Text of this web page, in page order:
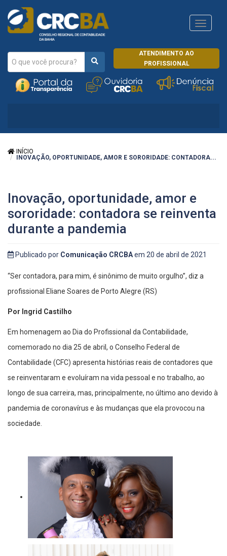
ATENDIMENTO AO
PROFISSIONAL
CRCRJ
INÍCIO
INOVAÇÃO, OPORTUNIDADE, AMOR E SORORIDADE: CONTADORA...
Inovação, oportunidade, amor e
sororidade: contadora se reinventa
durante a pandemia
Publicado por Comunicação CRCBAem 20 de abril de 2021
“Ser contadora, para mim, é sinônimo de muito orgulho”, diz a
profissional Eliane Soares de Porto Alegre (RS)
Por Ingrid Castilho
Em homenagem ao Dia do Profissional da Contabilidade,
comemorado no dia 25 de abril, o Conselho Federal de
Contabilidade (CFC) apresenta histórias reais de contadores que
se reinventaram e evoluíram na vida pessoal e no trabalho, ao
longo de sua carreira, mas, principalmente, no último ano devido à
pandemia de coronavírus e às mudanças que ela provocou na
sociedade.